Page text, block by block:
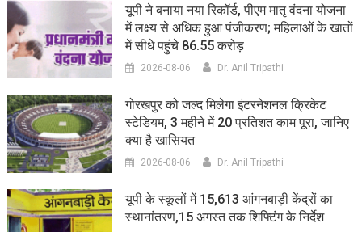
यूपी ने बनाया नया रिकॉर्ड, पीएम मातृ वंदना योजना
में लक्ष्य से अधिक हुआ पंजीकरण; महिलाओं के खातों
में सीधे पहुंचे 86.55 करोड़
2026-08-06 Dr. Anil Tripathi
गोरखपुर को जल्द मिलेगा इंटरनेशनल क्रिकेट
स्टेडियम, 3 महीने में 20 प्रतिशत काम पूरा, जानिए
क्या है खासियत
2026-08-06 Dr. Anil Tripathi
यूपी के स्कूलों में 15,613 आंगनबाड़ी केंद्रों का
स्थानांतरण,15 अगस्त तक शिफ्टिंग के निर्देश